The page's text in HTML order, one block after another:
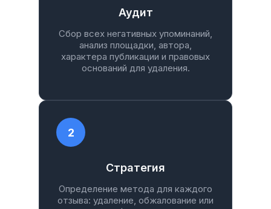
Аудит
Сбор всех негативных упоминаний,
анализ площадки, автора,
характера публикации и правовых
оснований для удаления.
2
Стратегия
Определение метода для каждого
отзыва: удаление, обжалование или